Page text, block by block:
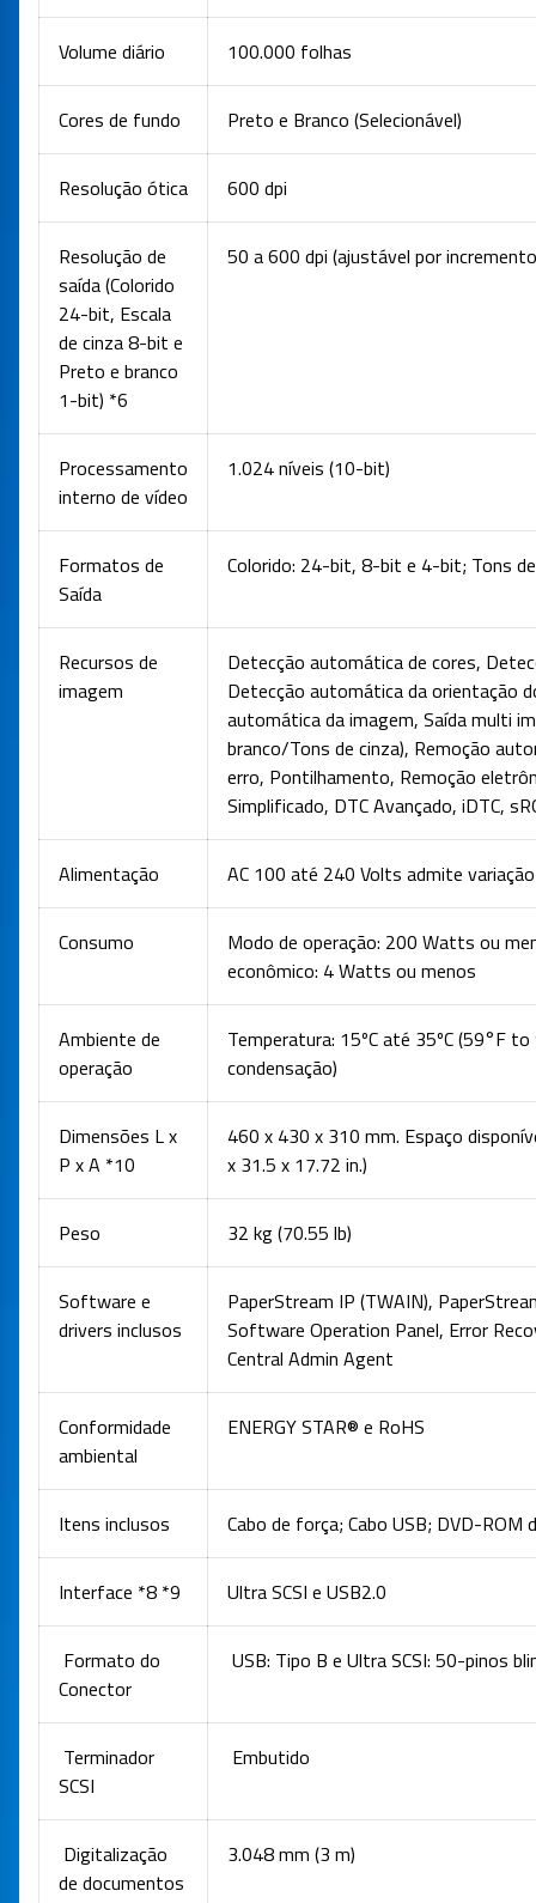
Volume diário 100.000 folhas
Cores de fundo Preto e Branco (Selecionável)
Resolução ótica 600 dpi
Resolução de
saída (Colorido
24-bit, Escala
de cinza 8-bit e
Preto e branco
1-bit) *6
50 a 600 dpi (ajustável por
Processamento
interno de vídeo
1.024 níveis (10-bit)
Formatos de
Saída
Colorido: 24-bit, 8-bit e 4-bit; Tons
Recursos de
imagem
Detecção automática de cores,
Detecção automática da orientação
automática da imagem, Saída multi
branco/Tons de cinza), Remoção
erro, Pontilhamento, Remoção
Simplificado, DTC Avançado, iDTC,
Alimentação AC 100 até 240 Volts admite
Consumo
Modo de operação: 200 Watts ou
econômico: 4 Watts ou menos
Ambiente de
operação
Temperatura: 15ºC até 35ºC (59°F
condensação)
Dimensões L x
P x A *10
460 x 430 x 310 mm. Espaço
x 31.5 x 17.72 in.)
Peso 32 kg (70.55 lb)
Software e
drivers inclusos
PaperStream IP (TWAIN),
Software Operation Panel, Error
Central Admin Agent
Conformidade
ambiental
ENERGY STAR® e RoHS
Itens inclusos Cabo de força; Cabo USB; DVD-ROM
Interface *8 *9 Ultra SCSI e USB2.0
Formato do
Conector
USB: Tipo B e Ultra SCSI: 50-pinos
Terminador
SCSI
Embutido
Digitalização
de documentos
3.048 mm (3 m)